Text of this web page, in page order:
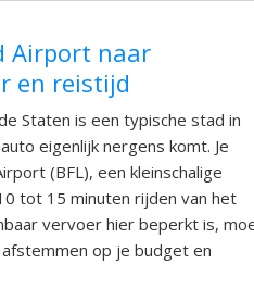
Airport naar
en reistijd
Staten is een typische stad in
eigenlijk nergens komt. Je
(BFL), een kleinschalige
tot 15 minuten rijden van het
vervoer hier beperkt is,
op je budget en